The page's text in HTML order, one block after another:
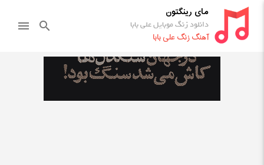
مای رینگتون
دانلود زنگ موبایل علی بابا
آهنگ زنگ علی بابا
search
menu